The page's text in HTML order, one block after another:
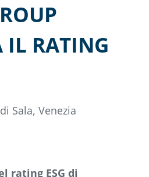
IL RATING
Sala, Venezia
rating ESG di